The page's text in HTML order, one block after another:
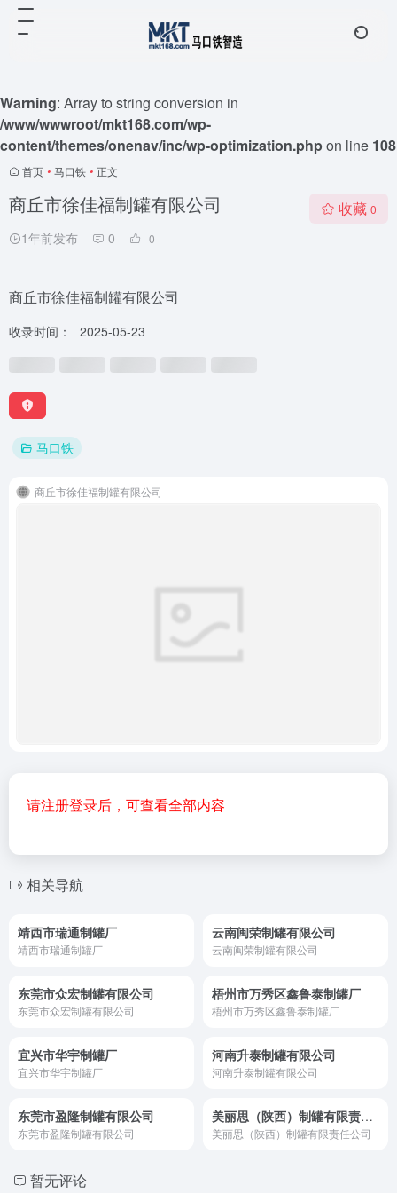
Warning: Array to string conversion in
/www/wwwroot/mkt168.com/wp-
content/themes/onenav/inc/wp-optimization.phpon line 108
首页 • 马口铁 • 正文
商丘市徐佳福制罐有限公司
1年前发布 0 0
收藏 0
商丘市徐佳福制罐有限公司
收录时间： 2025-05-23
马口铁
商丘市徐佳福制罐有限公司
请注册登录后，可查看全部内容
相关导航
靖西市瑞通制罐厂
靖西市瑞通制罐厂
云南闽荣制罐有限公司
云南闽荣制罐有限公司
东莞市众宏制罐有限公司
东莞市众宏制罐有限公司
梧州市万秀区鑫鲁泰制罐厂
梧州市万秀区鑫鲁泰制罐厂
宜兴市华宇制罐厂
宜兴市华宇制罐厂
河南升泰制罐有限公司
河南升泰制罐有限公司
东莞市盈隆制罐有限公司
东莞市盈隆制罐有限公司
美丽思（陕西）制罐有限责任公司
美丽思（陕西）制罐有限责任公司
暂无评论